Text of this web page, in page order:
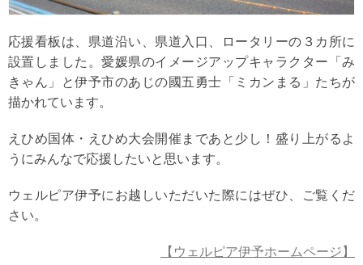
応援看板は、県道沿い、県道入口、ロータリーの３カ所に
設置しました。愛媛県のイメージアップキャラクター「み
きゃん」と伊予市のあじの國五勇士「ミカンまる」たちが
描かれています。
えひめ国体・えひめ大会開催まであと少し！盛り上がるよ
うにみんなで応援したいと思います。
ウェルピア伊予にお越しいただいた際にはぜひ、ご覧くだ
さい。
【ウェルピア伊予ホームページ】